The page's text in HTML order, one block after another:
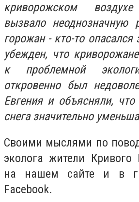
криворожском
вызвало неоднозначную
горожан - кто-то опасался
убежден, что
к проблемной
откровенно был
Евгения и объясняли,
снега значительно
Своими мыслями по
эколога жители Кривого
на нашем сайте и в
Facebook.